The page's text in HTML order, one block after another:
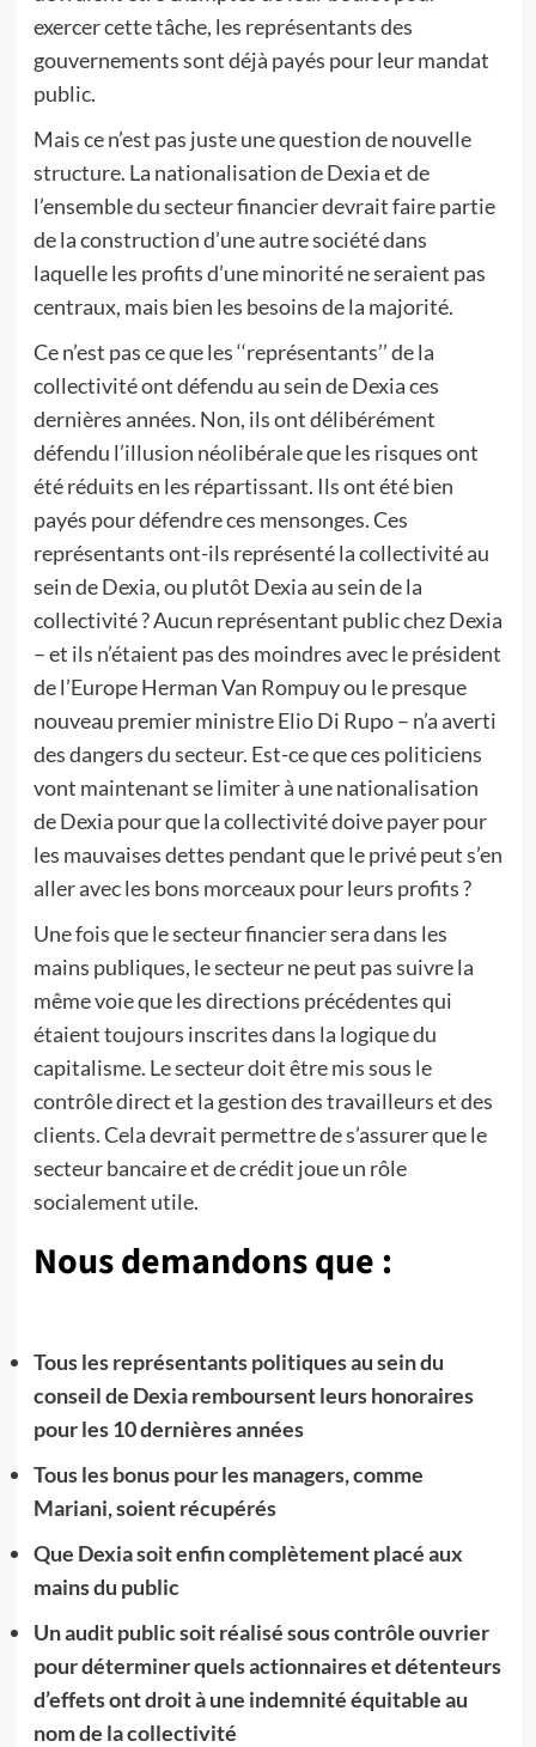
exercer cette tâche, les représentants des
gouvernements sont déjà payés pour leur mandat
public.
Mais ce n’est pas juste une question de nouvelle
structure. La nationalisation de Dexia et de
l’ensemble du secteur financier devrait faire partie
de la construction d’une autre société dans
laquelle les profits d’une minorité ne seraient pas
centraux, mais bien les besoins de la majorité.
Ce n’est pas ce que les ‘‘représentants’’ de la
collectivité ont défendu au sein de Dexia ces
dernières années. Non, ils ont délibérément
défendu l’illusion néolibérale que les risques ont
été réduits en les répartissant. Ils ont été bien
payés pour défendre ces mensonges. Ces
représentants ont-ils représenté la collectivité au
sein de Dexia, ou plutôt Dexia au sein de la
collectivité ? Aucun représentant public chez Dexia
– et ils n’étaient pas des moindres avec le président
de l’Europe Herman Van Rompuy ou le presque
nouveau premier ministre Elio Di Rupo – n’a averti
des dangers du secteur. Est-ce que ces politiciens
vont maintenant se limiter à une nationalisation
de Dexia pour que la collectivité doive payer pour
les mauvaises dettes pendant que le privé peut s’en
aller avec les bons morceaux pour leurs profits ?
Une fois que le secteur financier sera dans les
mains publiques, le secteur ne peut pas suivre la
même voie que les directions précédentes qui
étaient toujours inscrites dans la logique du
capitalisme. Le secteur doit être mis sous le
contrôle direct et la gestion des travailleurs et des
clients. Cela devrait permettre de s’assurer que le
secteur bancaire et de crédit joue un rôle
socialement utile.
Nous demandons que :
Tous les représentants politiques au sein du
conseil de Dexia remboursent leurs honoraires
pour les 10 dernières années
Tous les bonus pour les managers, comme
Mariani, soient récupérés
Que Dexia soit enfin complètement placé aux
mains du public
Un audit public soit réalisé sous contrôle ouvrier
pour déterminer quels actionnaires et détenteurs
d’effets ont droit à une indemnité équitable au
nom de la collectivité